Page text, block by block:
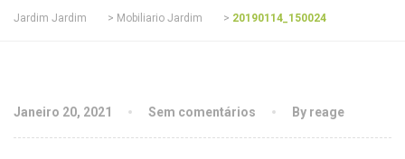
Jardim Jardim > Mobiliario Jardim > 20190114_150024
Janeiro 20, 2021 Sem comentários By reage